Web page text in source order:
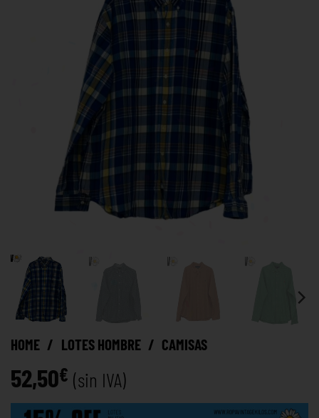
HOME / LOTES HOMBRE / CAMISAS
52,50€ (sin IVA)